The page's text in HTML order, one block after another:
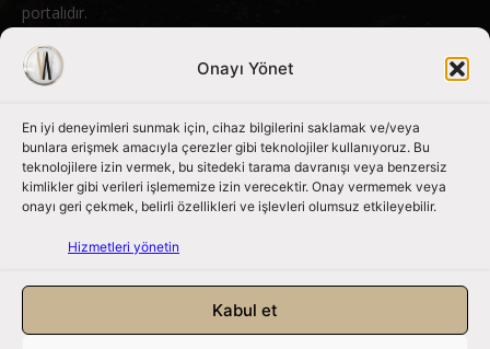
Onayı Yönet
En iyi deneyimleri sunmak için, cihaz bilgilerini saklamak ve/veya
bunlara erişmek amacıyla çerezler gibi teknolojiler kullanıyoruz. Bu
teknolojilere izin vermek, bu sitedeki tarama davranışı veya benzersiz
kimlikler gibi verileri işlememize izin verecektir. Onay vermemek veya
onayı geri çekmek, belirli özellikleri ve işlevleri olumsuz etkileyebilir.
Hizmetleri yönetin
Kabul et
portalıdır.
Bizimle iletişime geçin: info@nouvart.net
Bizi Takip Edin